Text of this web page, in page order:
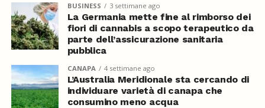
BUSINESS 3 settimane ago
La Germania mette fine al rimborso dei
fiori di cannabis a scopo terapeutico da
parte dell’assicurazione sanitaria
pubblica
CANAPA 4 settimane ago
L’Australia Meridionale sta cercando di
individuare varietà di canapa che
consumino meno acqua